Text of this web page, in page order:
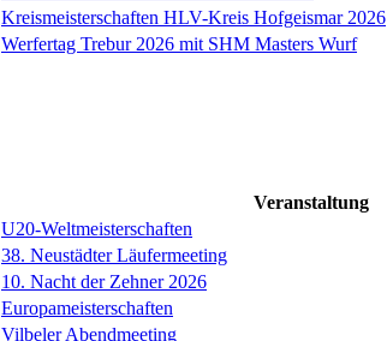
Kreismeisterschaften HLV-Kreis Hofgeismar 2026
Werfertag Trebur 2026 mit SHM Masters Wurf
Veranstaltung
U20-Weltmeisterschaften
38. Neustädter Läufermeeting
10. Nacht der Zehner 2026
Europameisterschaften
Vilbeler Abendmeeting